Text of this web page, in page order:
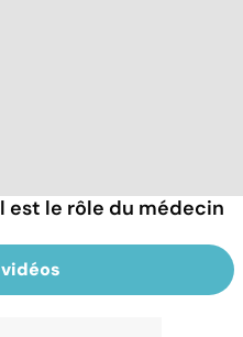
est le rôle du médecin